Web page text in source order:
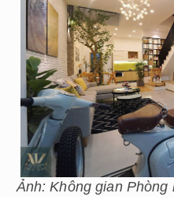
Ảnh: Không gian